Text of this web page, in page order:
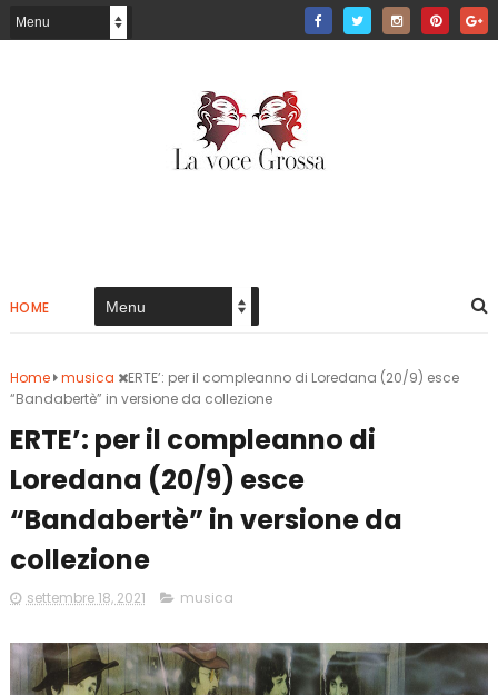
HOME
Home musica
ERTE’: per il compleanno di Loredana (20/9) esce
“Bandabertè” in versione da collezione
ERTE’: per il compleanno di
Loredana (20/9) esce
“Bandabertè” in versione da
collezione
settembre 18, 2021 musica